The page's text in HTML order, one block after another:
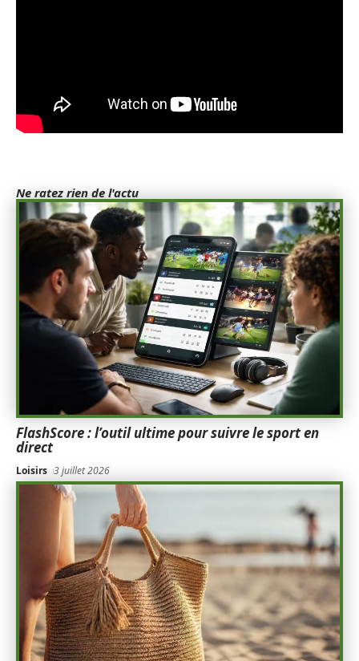
Ne ratez rien de l'actu
FlashScore : l’outil ultime pour suivre le sport en
direct
Loisirs 3 juillet 2026